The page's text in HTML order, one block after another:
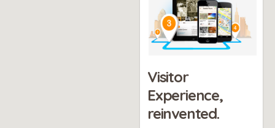
Visitor
Experience,
reinvented.